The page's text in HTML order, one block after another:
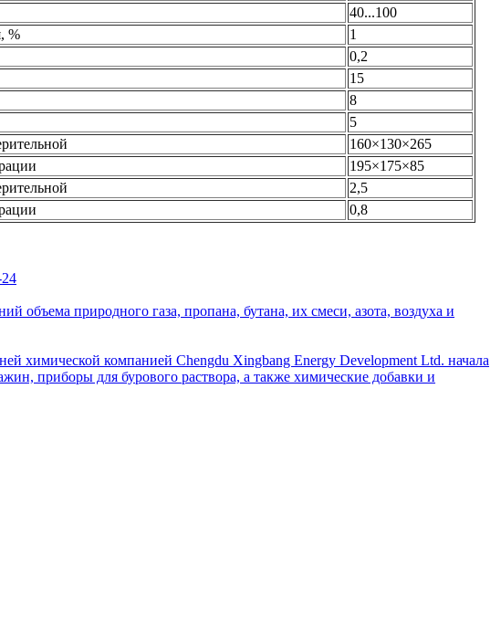
40...100
%
1
0,2
15
8
5
160×130×265
195×175×85
2,5
0,8
объема природного газа, пропана, бутана, их смеси, азота, воздуха и
химической компанией Chengdu Xingbang Energy Development Ltd. начала
приборы для бурового раствора, а также химические добавки и